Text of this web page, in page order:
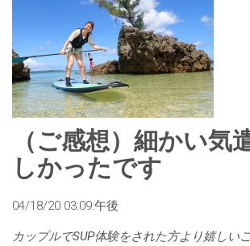
（ご感想）細かい気
しかったです
04/18/20 03:09:午後
カップルでSUP体験をされた方より嬉しい